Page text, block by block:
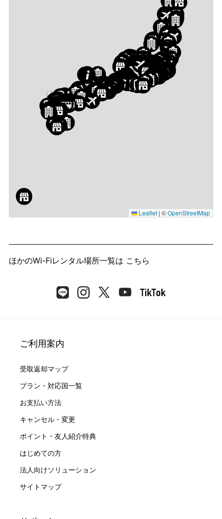
Leaflet | ©OpenStreetMap
ほかのWi-Fiレンタル場所一覧は こちら
ご利用案内
受取返却マップ
プラン・対応国一覧
お支払い方法
キャンセル・変更
ポイント・友人紹介特典
はじめての方
法人向けソリューション
サイトマップ